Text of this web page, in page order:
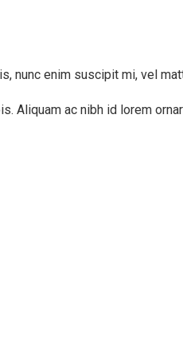
nunc enim suscipit mi, vel
Aliquam ac nibh id lorem